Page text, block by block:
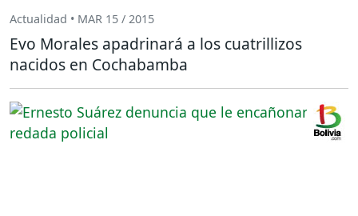
Actualidad • MAR 15 / 2015
Evo Morales apadrinará a los cuatrillizos
nacidos en Cochabamba